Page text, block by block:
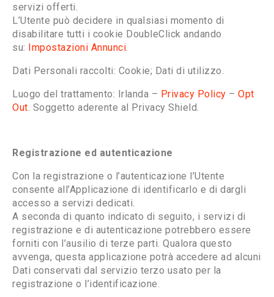
servizi offerti.
L’Utente può decidere in qualsiasi momento di
disabilitare tutti i cookie DoubleClick andando
su: Impostazioni Annunci.
Dati Personali raccolti: Cookie; Dati di utilizzo.
Luogo del trattamento: Irlanda – Privacy Policy – Opt
Out. Soggetto aderente al Privacy Shield.
Registrazione ed autenticazione
Con la registrazione o l’autenticazione l’Utente
consente all’Applicazione di identificarlo e di dargli
accesso a servizi dedicati.
A seconda di quanto indicato di seguito, i servizi di
registrazione e di autenticazione potrebbero essere
forniti con l’ausilio di terze parti. Qualora questo
avvenga, questa applicazione potrà accedere ad alcuni
Dati conservati dal servizio terzo usato per la
registrazione o l’identificazione.